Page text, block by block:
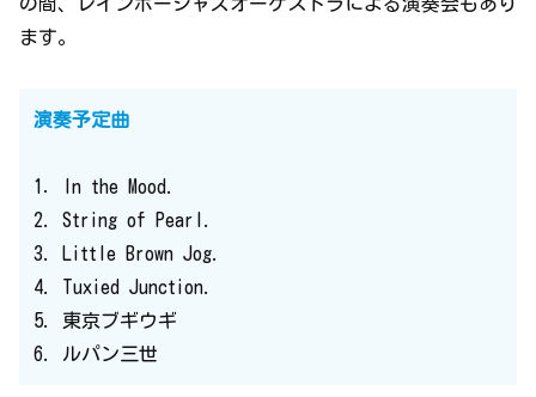
の間、レインボージャズオーケストラによる演奏会もあり
ます。
演奏予定曲
1．In the Mood.
2. String of Pearl.
3. Little Brown Jog.
4. Tuxied Junction.
5. 東京ブギウギ
6. ルパン三世